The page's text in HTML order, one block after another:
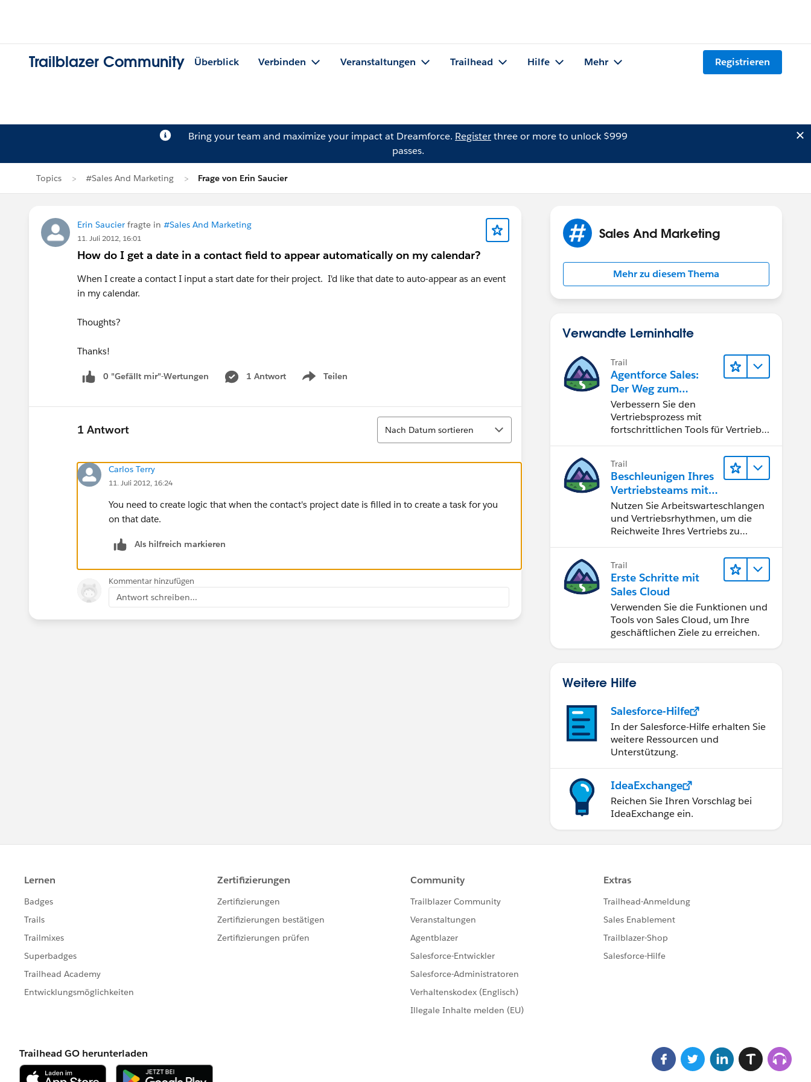
Trailblazer Community Überblick Verbinden Veranstaltungen Trailhead Hilfe Mehr Registrieren
Bring your team and maximize your impact at Dreamforce. Registerthree or more to unlock $999
passes.
Topics #Sales And Marketing Frage von Erin Saucier
Erin Saucier fragte in #Sales And Marketing
11. Juli 2012, 16:01
How do I get a date in a contact field to appear automatically on my calendar?
When I create a contact I input a start date for their project. I'd like that date to auto-appear as an event
in my calendar.
Thoughts?
Thanks!
0 "Gefällt mir"-Wertungen 1 Antwort Teilen
Show menu
1 Antwort
Sortieren
Nach Datum sortieren
Carlos Terry
11. Juli 2012, 16:24
You need to create logic that when the contact's project date is filled in to create a task for you
on that date.
Als hilfreich markieren
Kommentar hinzufügen
Antwort schreiben...
Sales And Marketing
Mehr zu diesem Thema
Verwandte Lerninhalte
Trail
Agentforce Sales:
Der Weg zum
Vertriebsspezialisten
Verbessern Sie den
Vertriebsprozess mit
fortschrittlichen Tools für Vertrieb
Implementieren Sie strategische
Vertriebsprogramme und schließen
Sie den Lead-zu-Cash-Zyklus
erfolgreich ab.
Trail
Beschleunigen Ihres
Vertriebsteams mit
Sales Engagement
Nutzen Sie Arbeitswarteschlangen
und Vertriebsrhythmen, um die
Reichweite Ihres Vertriebs zu
Trail
Erste Schritte mit
Sales Cloud
Verwenden Sie die Funktionen und
Tools von Sales Cloud, um Ihre
geschäftlichen Ziele zu erreichen.
Weitere Hilfe
Salesforce-Hilfe
In der Salesforce-Hilfe erhalten Sie
weitere Ressourcen und
Unterstützung.
IdeaExchange
Reichen Sie Ihren Vorschlag bei
IdeaExchange ein.